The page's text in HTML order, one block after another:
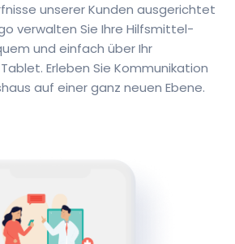
Online Rezeptupload
Zum rehamigo Shop
unserer Kunden ausgerichtet
verwalten Sie Ihre Hilfsmittel-
und einfach über Ihr
Erleben Sie Kommunikation
auf einer ganz neuen Ebene.